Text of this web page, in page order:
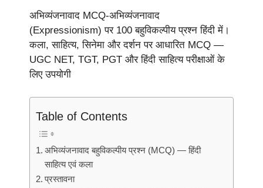
अभिव्यंजनावाद MCQ-अभिव्यंजनावाद
(Expressionism) पर 100 बहुविकल्पीय प्रश्न हिंदी में।
कला, साहित्य, सिनेमा और दर्शन पर आधारित MCQ —
UGC NET, TGT, PGT और हिंदी साहित्य परीक्षाओं के
लिए उपयोगी
Table of Contents
अभिव्यंजनावाद बहुविकल्पीय प्रश्न (MCQ) — हिंदी
साहित्य एवं कला
प्रस्तावना